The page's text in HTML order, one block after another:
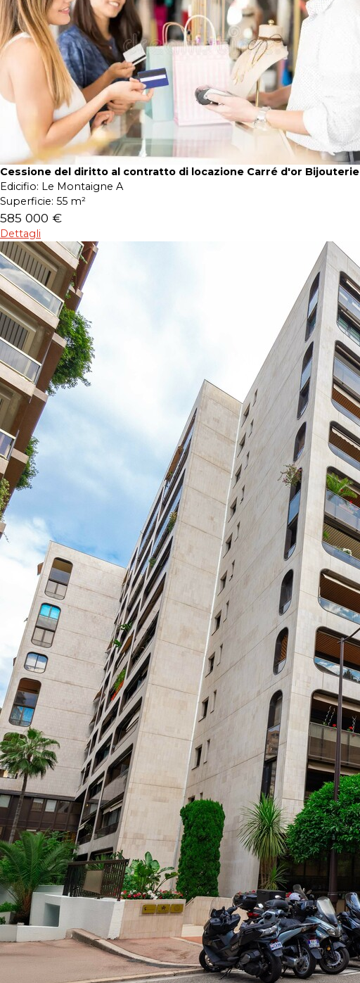
Cessione del diritto al contratto di locazione Carré d'or Bijouterie
Edicifio: Le Montaigne A
Superficie: 55 m²
585 000 €
Dettagli